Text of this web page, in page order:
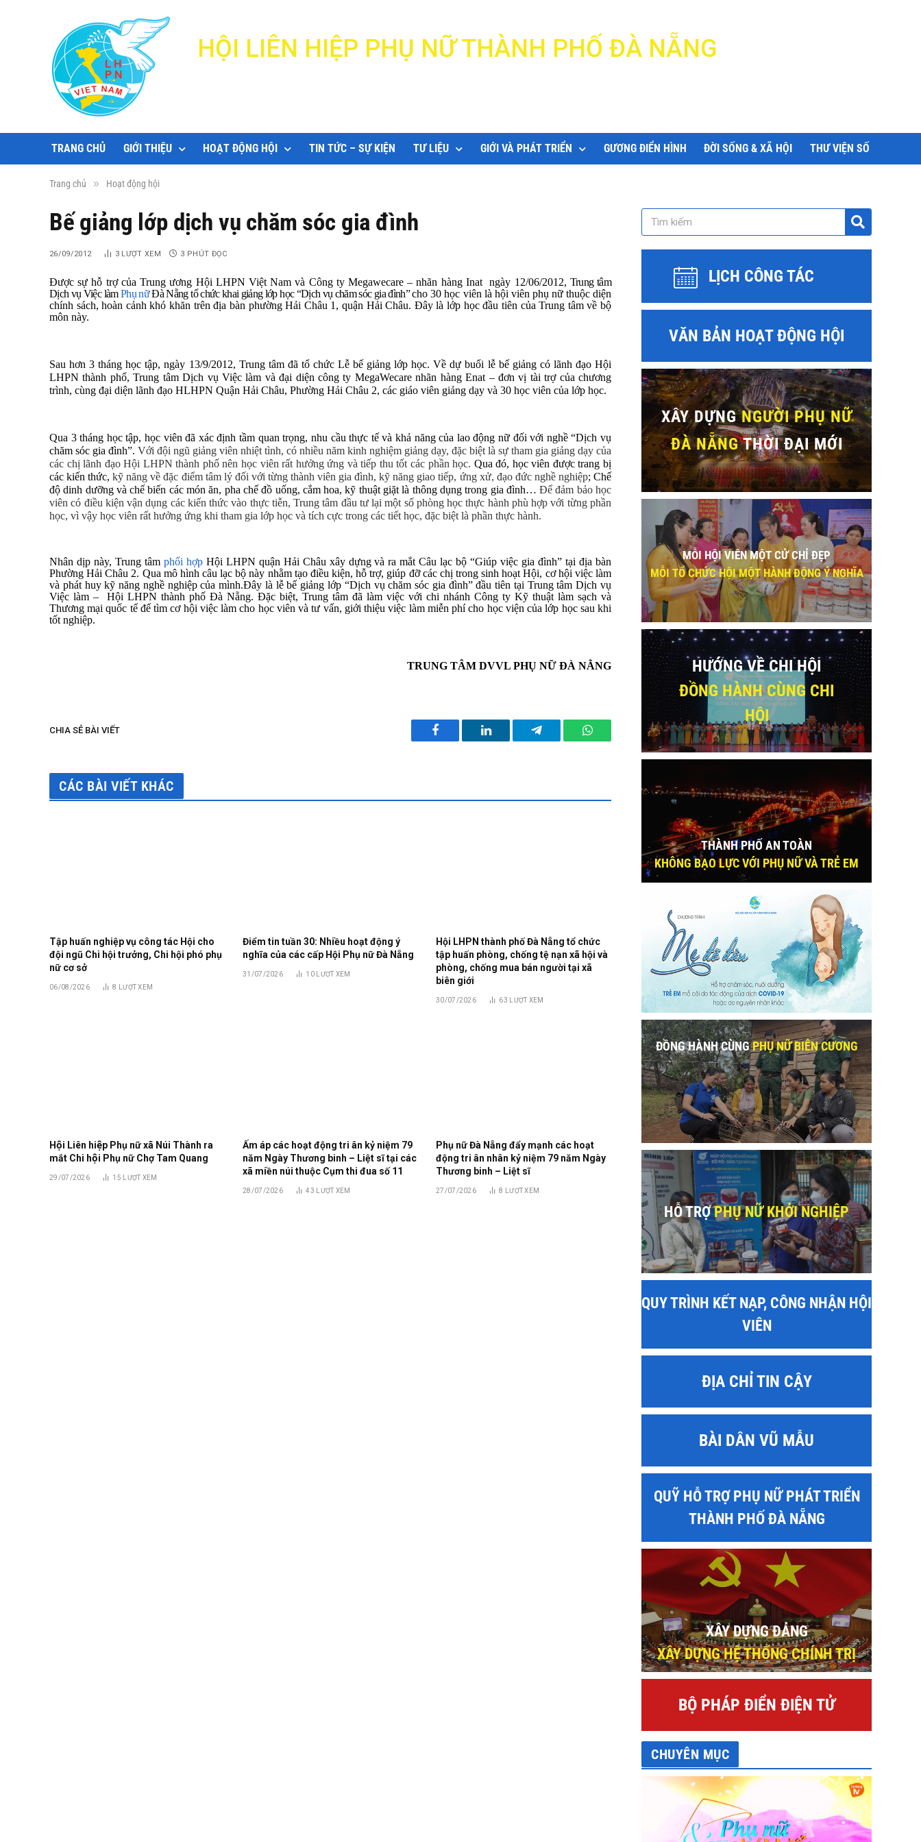
HỘI LIÊN HIỆP PHỤ NỮ THÀNH PHỐ ĐÀ NẴNG
TRANG CHỦ GIỚI THIỆU HOẠT ĐỘNG HỘI TIN TỨC – SỰ KIỆN TƯ LIỆU GIỚI VÀ PHÁT TRIỂN GƯƠNG ĐIỂN HÌNH ĐỜI SỐNG & XÃ HỘI THƯ VIỆN SỐ
Trang chủ » Hoạt động hội
Bế giảng lớp dịch vụ chăm sóc gia đình
26/09/2012 3 LƯỢT XEM 3 PHÚT ĐỌC
Được sự hỗ trợ của Trung ương Hội LHPN Việt Nam và Công ty Megawecare – nhãn hàng Inat ngày 12/06/2012, Trung tâm
Dịch vụ Việc làmPhụ nữĐà Nẵng tổ chức khai giảng lớp học “Dịch vụ chăm sóc gia đình”cho 30 học viên là hội viên phụ nữ thuộc diện
chính sách, hoàn cảnh khó khăn trên địa bàn phường Hải Châu 1, quận Hải Châu. Đây là lớp học đầu tiên của Trung tâm về bộ
môn này.
Sau hơn 3 tháng học tập, ngày 13/9/2012, Trung tâm đã tổ chức Lễ bế giảng lớp học. Về dự buổi lễ bế giảng có lãnh đạo Hội
LHPN thành phố, Trung tâm Dịch vụ Việc làm và đại diện công ty MegaWecare nhãn hàng Enat – đơn vị tài trợ của chương
trình, cùng đại diện lãnh đạo HLHPN Quận Hải Châu, Phường Hải Châu 2, các giáo viên giảng dạy và 30 học viên của lớp học.
Qua 3 tháng học tập, học viên đã xác định tầm quan trọng, nhu cầu thực tế và khả năng của lao động nữ đối với nghề “Dịch vụ
chăm sóc gia đình”. Với đội ngũ giảng viên nhiệt tình, có nhiều năm kinh nghiệm giảng dạy, đặc biệt là sự tham gia giảng dạy của
các chị lãnh đạo Hội LHPN thành phố nên học viên rất hưởng ứng và tiếp thu tốt các phần học. Qua đó, học viên được trang bị
các kiến thức,kỹ năng về đặc điểm tâm lý đối với từng thành viên gia đình, kỹ năng giao tiếp, ứng xử, đạo đức nghề nghiệp; Chế
độ dinh dưỡng và chế biến các món ăn, pha chế đồ uống, cắm hoa, kỹ thuật giặt là thông dụng trong gia đình…Để đảm bảo học
viên có điều kiện vận dụng các kiến thức vào thực tiễn, Trung tâm đầu tư lại một số phòng học thực hành phù hợp với từng phần
học, vì vậy học viên rất hưởng ứng khi tham gia lớp học và tích cực trong các tiết học, đặc biệt là phần thực hành.
Nhân dịp này, Trung tâm phối hợpHội LHPN quận Hải Châu xây dựng và ra mắt Câu lạc bộ “Giúp việc gia đình” tại địa bàn
Phường Hải Châu 2. Qua mô hình câu lạc bộ này nhằm tạo điều kiện, hỗ trợ, giúp đỡ các chị trong sinh hoạt Hội, cơ hội việc làm
và phát huy kỹ năng nghề nghiệp của mình.Đây là lễ bế giảng lớp “Dịch vụ chăm sóc gia đình” đầu tiên tại Trung tâm Dịch vụ
Việc làm – Hội LHPN thành phố Đà Nẵng. Đặc biệt, Trung tâm đã làm việc với chi nhánh Công ty Kỹ thuật làm sạch và
Thương mại quốc tế để tìm cơ hội việc làm cho học viên và tư vấn, giới thiệu việc làm miễn phí cho học viện của lớp học sau khi
tốt nghiệp.
TRUNG TÂM DVVL PHỤ NỮ ĐÀ NẰNG
CHIA SẺ BÀI VIẾT
Facebook LinkedIn Telegram WhatsApp
CÁC BÀI VIẾT KHÁC
Tập huấn nghiệp vụ công tác Hội cho
đội ngũ Chi hội trưởng, Chi hội phó phụ
nữ cơ sở
06/08/2026 8 LƯỢT XEM
Điểm tin tuần 30: Nhiều hoạt động ý
nghĩa của các cấp Hội Phụ nữ Đà Nẵng
31/07/2026 10 LƯỢT XEM
Hội LHPN thành phố Đà Nẵng tổ chức
tập huấn phòng, chống tệ nạn xã hội và
phòng, chống mua bán người tại xã
biên giới
30/07/2026 63 LƯỢT XEM
Hội Liên hiệp Phụ nữ xã Núi Thành ra
mắt Chi hội Phụ nữ Chợ Tam Quang
29/07/2026 15 LƯỢT XEM
Ấm áp các hoạt động tri ân kỷ niệm 79
năm Ngày Thương binh – Liệt sĩ tại các
xã miền núi thuộc Cụm thi đua số 11
28/07/2026 43 LƯỢT XEM
Phụ nữ Đà Nẵng đẩy mạnh các hoạt
động tri ân nhân kỷ niệm 79 năm Ngày
Thương binh – Liệt sĩ
27/07/2026 8 LƯỢT XEM
LỊCH CÔNG TÁC
VĂN BẢN HOẠT ĐỘNG HỘI
XÂY DỰNGNGƯỜI PHỤ NỮ
ĐÀ NẴNGTHỜI ĐẠI MỚI
MỖI HỘI VIÊN MỘT CỬ CHỈ ĐẸP
MỖI TỔ CHỨC HỘI MỘT HÀNH ĐỘNG Ý NGHĨA
HƯỚNG VỀ CHI HỘI
ĐỒNG HÀNH CÙNG CHI
HỘI
THÀNH PHỐ AN TOÀN
KHÔNG BẠO LỰC VỚI PHỤ NỮ VÀ TRẺ EM
ĐỒNG HÀNH CÙNGPHỤ NỮ BIÊN CƯƠNG
HỖ TRỢPHỤ NỮ KHỞI NGHIỆP
QUY TRÌNH KẾT NẠP, CÔNG NHẬN HỘI
VIÊN
ĐỊA CHỈ TIN CẬY
BÀI DÂN VŨ MẪU
QUỸ HỖ TRỢ PHỤ NỮ PHÁT TRIỂN
THÀNH PHỐ ĐÀ NẴNG
XÂY DỰNG ĐẢNG
XÂY DỰNG HỆ THỐNG CHÍNH TRỊ
BỘ PHÁP ĐIỂN ĐIỆN TỬ
CHUYÊN MỤC